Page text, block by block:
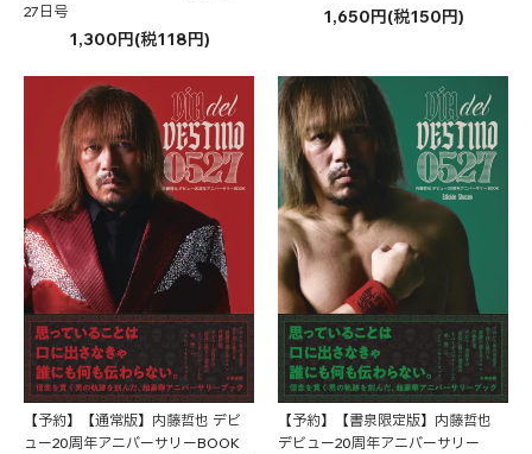
27日号
1,300円(税118円)
1,650円(税150円)
【予約】【通常版】内藤哲也 デビ
ュー20周年アニバーサリーBOOK
【予約】【書泉限定版】内藤哲也
デビュー20周年アニバーサリー